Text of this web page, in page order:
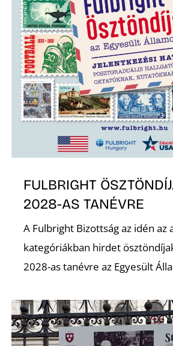
FULBRIGHT
2028-AS TANÉVRE
A Fulbright Bizottság az idén az
kategóriákban hirdet
2028-as tanévre az Egyesült